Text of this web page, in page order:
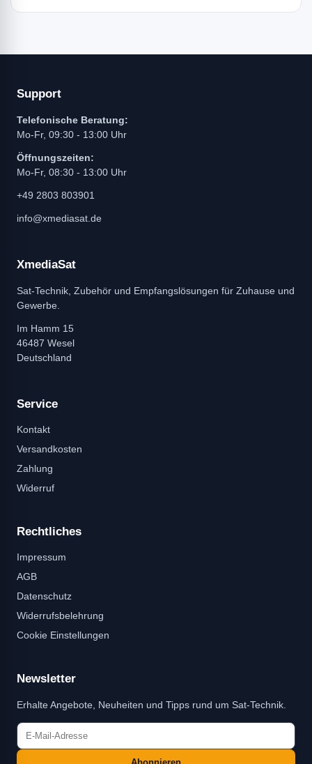
Support
Telefonische Beratung:
Mo-Fr, 09:30 - 13:00 Uhr
Öffnungszeiten:
Mo-Fr, 08:30 - 13:00 Uhr
+49 2803 803901
info@xmediasat.de
XmediaSat
Sat-Technik, Zubehör und Empfangslösungen für Zuhause und
Gewerbe.
Im Hamm 15
46487 Wesel
Deutschland
Service
Kontakt
Versandkosten
Zahlung
Widerruf
Rechtliches
Impressum
AGB
Datenschutz
Widerrufsbelehrung
Cookie Einstellungen
Newsletter
Erhalte Angebote, Neuheiten und Tipps rund um Sat-Technik.